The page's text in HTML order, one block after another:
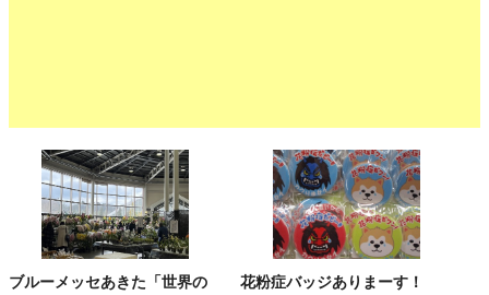
ブルーメッセあきた「世界の
花粉症バッジありまーす！